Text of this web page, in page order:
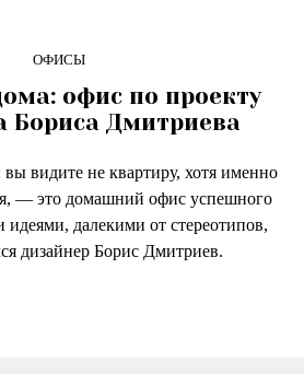
ОФИСЫ
офис по проекту
Бориса Дмитриева
видите не квартиру, хотя именно
— это домашний офис успешного
далекими от стереотипов,
дизайнер Борис Дмитриев.